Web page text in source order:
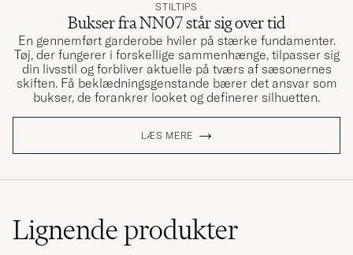
STILTIPS
Bukser fra NN07 står sig over tid
En gennemført garderobe hviler på stærke fundamenter.
Tøj, der fungerer i forskellige sammenhænge, tilpasser sig
din livsstil og forbliver aktuelle på tværs af sæsonernes
skiften. Få beklædningsgenstande bærer det ansvar som
bukser, de forankrer looket og definerer silhuetten.
LÆS MERE
Lignendeprodukter